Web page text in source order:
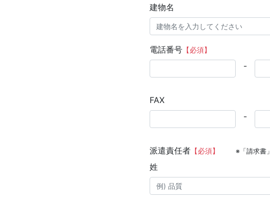
建物名
電話番号 【必須】
-
FAX
-
派遣責任者 【必須】 ※「請求書
姓